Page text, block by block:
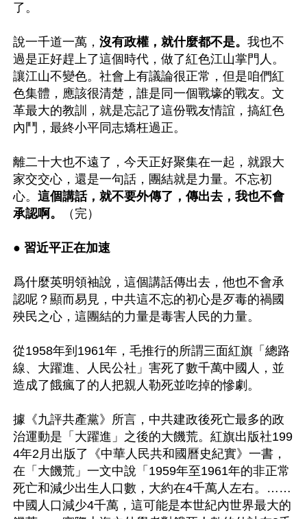
了。
說一千道一萬， 沒有政權，就什麼都不是。 我也不
過是正好趕上了這個時代，做了紅色江山掌門人。
讓江山不變色。社會上有議論很正常，但是咱們紅
色集體，應該很清楚，誰是同一個戰壕的戰友。文
革最大的教訓，就是忘記了這份戰友情誼，搞紅色
內鬥，最終小平同志矯枉過正。
離二十大也不遠了，今天正好聚集在一起，就跟大
家交交心，還是一句話，團結就是力量。不忘初
心。 這個講話，就不要外傳了，傳出去，我也不會
承認啊。
（完）
● 習近平正在加速
爲什麼英明領袖說，這個講話傳出去，他也不會承
認呢？顯而易見，中共這不忘的初心是歹毒的禍國
殃民之心，這團結的力量是毒害人民的力量。
從1958年到1961年，毛推行的所謂三面紅旗「總路
線、大躍進、人民公社」害死了數千萬中國人，並
造成了餓瘋了的人把親人勒死並吃掉的慘劇。
據《九評共產黨》所言，中共建政後死亡最多的政
治運動是「大躍進」之後的大饑荒。紅旗出版社199
4年2月出版了《中華人民共和國曆史紀實》一書，
在「大饑荒」一文中說「1959年至1961年的非正常
死亡和減少出生人口數，大約在4千萬人左右。……
中國人口減少4千萬，這可能是本世紀內世界最大的